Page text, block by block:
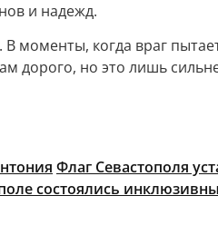
и надежд.
моменты, когда враг
дорого, но это лишь
Флаг Севастополя
состоялись